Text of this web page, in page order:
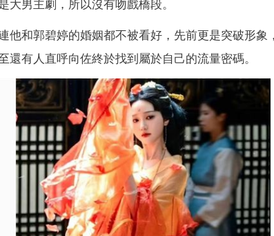
大男主劇，所以沒有吻戲橋段。
他和郭碧婷的婚姻都不被看好，先前更是突破形象
有人直呼向佐終於找到屬於自己的流量密碼。